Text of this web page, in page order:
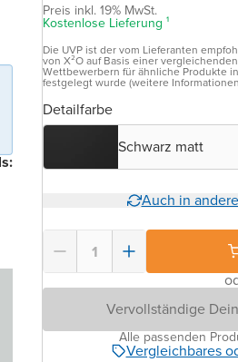
Preis inkl. 19% MwSt.
Kostenlose Lieferung ¹
Die UVP ist der vom Lieferanten
von X²O auf Basis einer
Wettbewerbern für ähnliche Produkte
festgelegt wurde (weitere
Detailfarbe
Schwarz matt
Auch in
Vervollständige
Alle passenden
Vergleichbares